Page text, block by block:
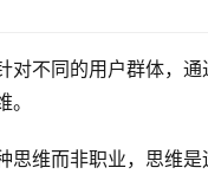
不同的用户群体，
维而非职业，思维是